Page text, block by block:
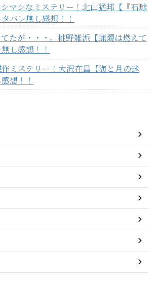
マシなミステリー！北山猛邦【『石球
バレ無し感想！！
たが・・・。桃野雑派【蝋燭は燃えて
し感想！！
ミステリー！大沢在昌【海と月の迷
想！！